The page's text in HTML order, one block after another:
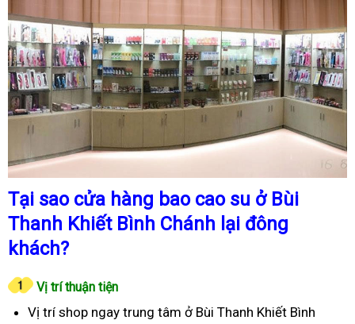
Tại sao cửa hàng bao cao su ở Bùi
Thanh Khiết Bình Chánh lại đông
khách?
Vị trí thuận tiện
Vị trí shop ngay trung tâm ở Bùi Thanh Khiết Bình